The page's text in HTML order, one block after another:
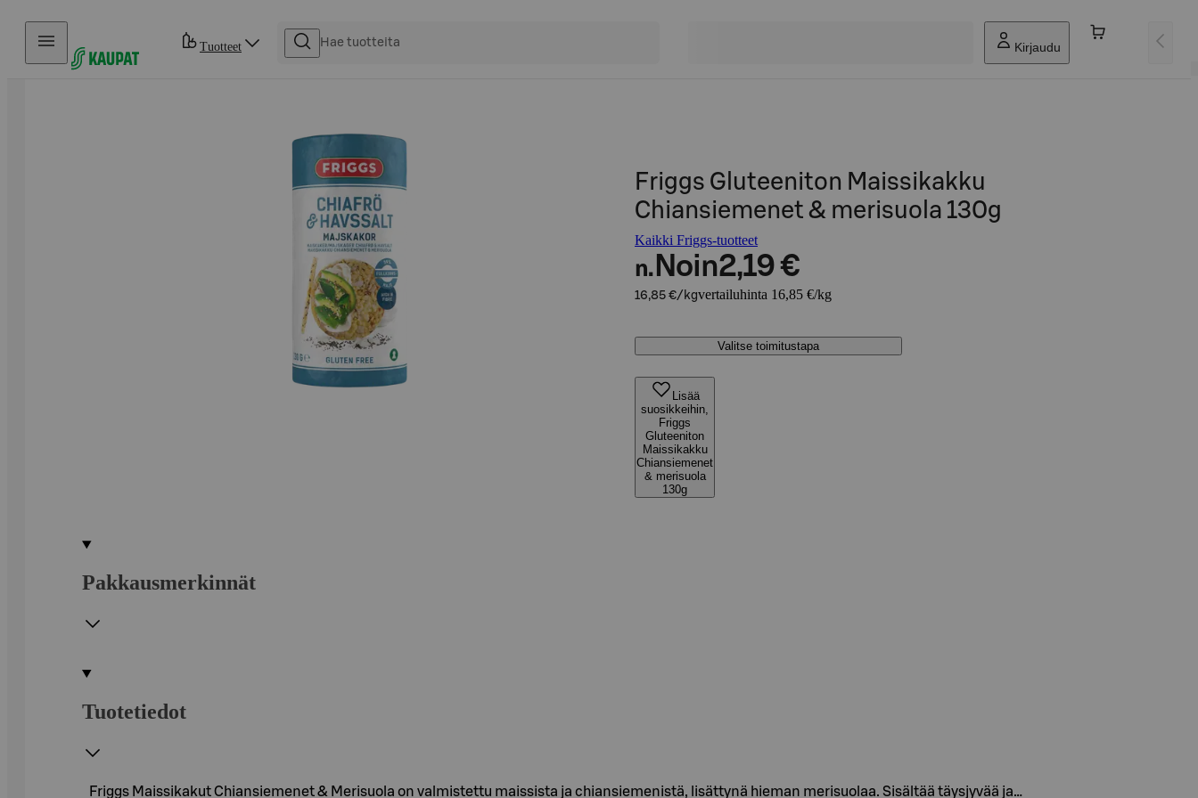
Hyppää sisältöön
Tuotteet Kirjaudu
Friggs Gluteeniton Maissikakku
Chiansiemenet & merisuola 130g
Kaikki Friggs-tuotteet
n. Noin2,19 €
16,85 €/kgvertailuhinta 16,85 €/kg
Valitse toimitustapa
Lisää
suosikkeihin,
Friggs
Gluteeniton
Maissikakku
Chiansiemenet
& merisuola
130g
Pakkausmerkinnät
Tuotetiedot
Friggs Maissikakut Chiansiemenet & Merisuola on valmistettu maissista ja chiansiemenistä, lisättynä hieman merisuolaa. Sisältää täysjyvää ja…